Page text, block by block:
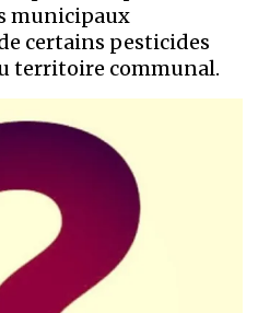
municipaux
certains pesticides
territoire communal.